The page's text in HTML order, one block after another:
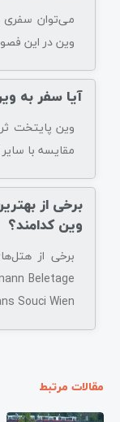
می‌توان سفری
وین در این
آیا سفر به
وین پایتخت
مقایسه با
برخی از
وین کدامند؟
برخی از
Souci Wien.
مقالات مرتبط